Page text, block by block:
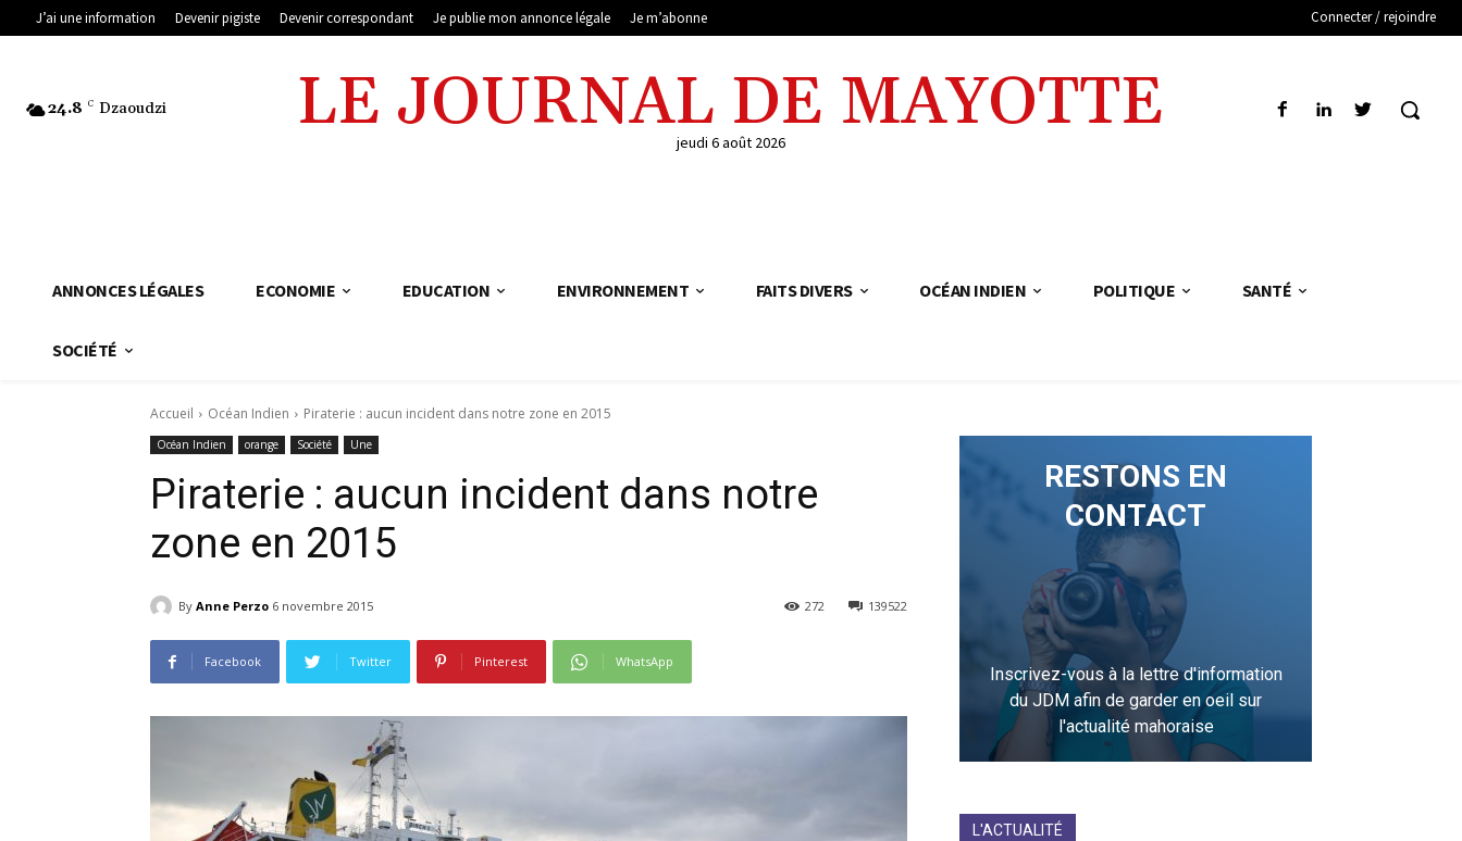
J’ai une information Devenir pigiste Devenir correspondant Je publie mon annonce légale Je m’abonne Connecter / rejoindre
24.8 C Dzaoudzi LE JOURNAL DE MAYOTTE
jeudi 6 août 2026
ANNONCES LÉGALES ECONOMIE EDUCATION ENVIRONNEMENT FAITS DIVERS OCÉAN INDIEN POLITIQUE SANTÉ
SOCIÉTÉ
Accueil Océan Indien Piraterie : aucun incident dans notre zone en 2015
Océan Indien orange Société Une
Piraterie : aucun incident dans notre
zone en 2015
By Anne Perzo 6 novembre 2015 139522
272
Facebook Twitter Pinterest WhatsApp
RESTONS EN
CONTACT
Inscrivez-vous à la lettre d'information
du JDM afin de garder en oeil sur
l'actualité mahoraise
L'ACTUALITÉ